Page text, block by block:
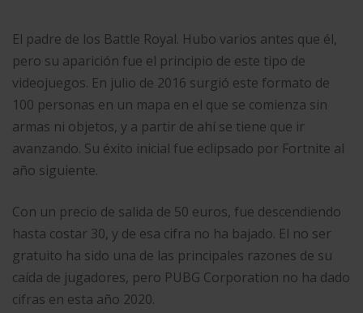
El padre de los Battle Royal. Hubo varios antes que él,
pero su aparición fue el principio de este tipo de
videojuegos. En julio de 2016 surgió este formato de
100 personas en un mapa en el que se comienza sin
armas ni objetos, y a partir de ahí se tiene que ir
avanzando. Su éxito inicial fue eclipsado por Fortnite al
año siguiente.
Con un precio de salida de 50 euros, fue descendiendo
hasta costar 30, y de esa cifra no ha bajado. El no ser
gratuito ha sido una de las principales razones de su
caída de jugadores, pero PUBG Corporation no ha dado
cifras en esta año 2020.